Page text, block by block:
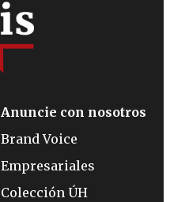
Anuncie con nosotros
Brand Voice
Empresariales
Colección ÚH